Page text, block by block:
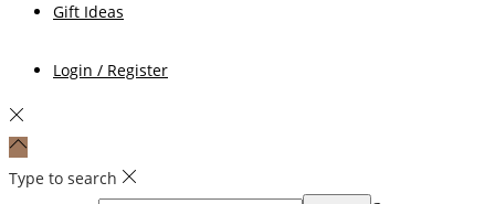
Gift Ideas
Login / Register
Type to search